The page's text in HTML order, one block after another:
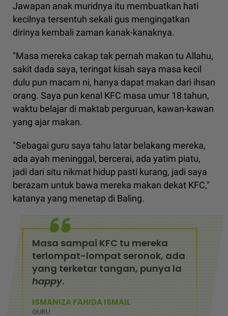
Jawapan anak muridnya itu membuatkan hati
kecilnya tersentuh sekali gus mengingatkan
dirinya kembali zaman kanak-kanaknya.
"Masa mereka cakap tak pernah makan tu Allahu,
sakit dada saya, teringat kisah saya masa kecil
dulu pun macam ni, hanya dapat makan dari ihsan
orang. Saya pun kenal KFC masa umur 18 tahun,
waktu belajar di maktab perguruan, kawan-kawan
yang ajar makan.
"Sebagai guru saya tahu latar belakang mereka,
ada ayah meninggal, bercerai, ada yatim piatu,
jadi dari situ nikmat hidup pasti kurang, jadi saya
berazam untuk bawa mereka makan dekat KFC,"
katanya yang menetap di Baling.
Masa sampai KFC tu mereka
terlompat-lompat seronok, ada
yang terketar tangan, punya la
happy.
ISMANIZA FAHIDA ISMAIL
GURU